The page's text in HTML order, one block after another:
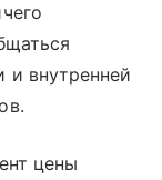
и внутренней
цены